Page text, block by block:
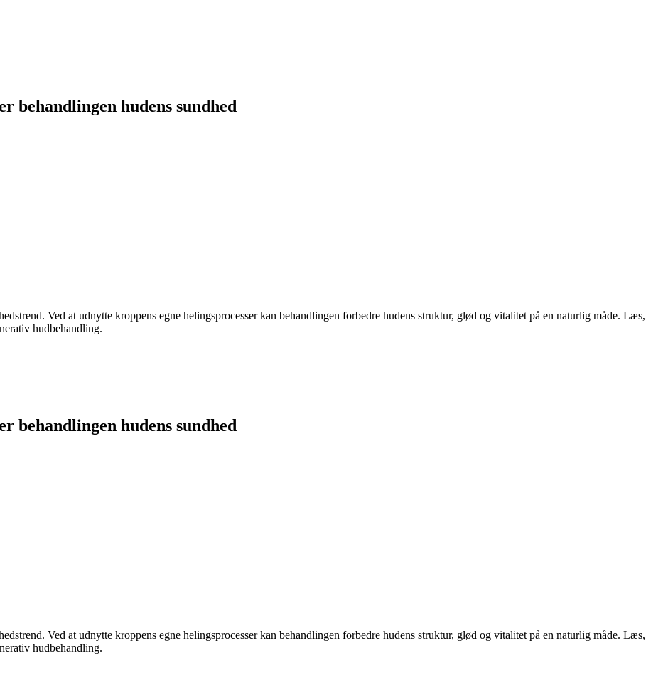
behandlingen hudens sundhed
Ved at udnytte kroppens egne helingsprocesser kan behandlingen forbedre hudens struktur, glød og vitalitet på en naturlig måde. Læs,
hudbehandling.
behandlingen hudens sundhed
Ved at udnytte kroppens egne helingsprocesser kan behandlingen forbedre hudens struktur, glød og vitalitet på en naturlig måde. Læs,
hudbehandling.